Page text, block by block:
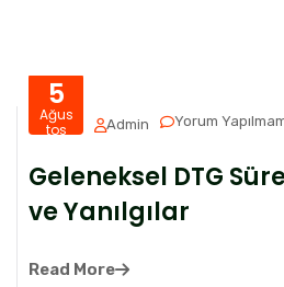
5
Ağus
tos
Admin Yorum
Geleneksel DTG
ve Yanılgılar
Read More